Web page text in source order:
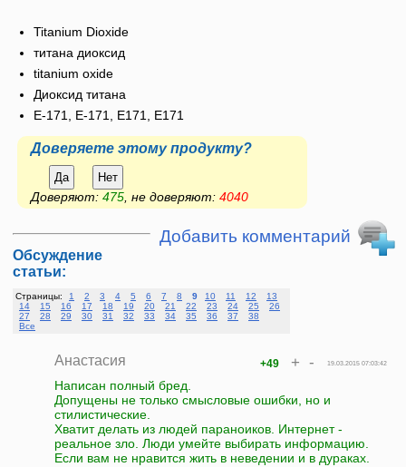
Titanium Dioxide
титана диоксид
titanium oxide
Диоксид титана
E-171, Е-171, Е171, E171
Доверяете этому продукту?
Да Нет
Доверяют: 475 , не доверяют: 4040
Добавить комментарий
Обсуждение
статьи:
Страницы: 1 2 3 4 5 6 7 8 9 10 11 12
13
14
15 16 17 18 19 20 21 22 23 24 25
26
27
28 29 30 31 32 33 34 35 36 37
38
Все
Анастасия 19.03.2015 07:03:42
+49 + -
Написан полный бред.
Допущены не только смысловые ошибки, но и
стилистические.
Хватит делать из людей параноиков. Интернет -
реальное зло. Люди умейте выбирать информацию.
Если вам не нравится жить в неведении и в дураках.